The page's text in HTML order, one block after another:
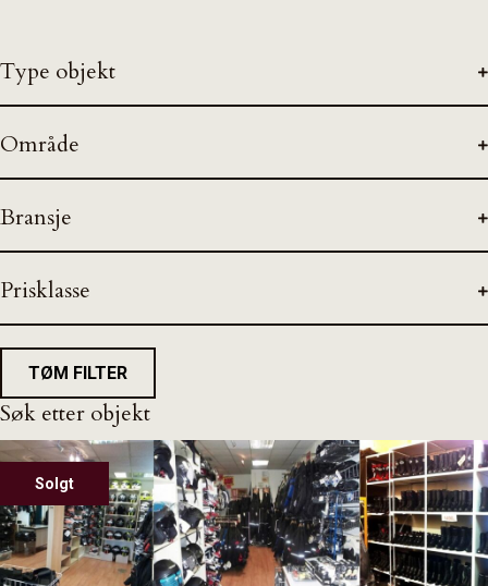
Type objekt
Område
Bransje
Prisklasse
TØM FILTER
Søk etter objekt
Solgt